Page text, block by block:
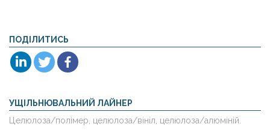
ПОДІЛИТИСЬ
УЩІЛЬНЮВАЛЬНИЙ ЛАЙНЕР
Целюлоза/полімер, целюлоза/вініл, целюлоза/алюміній.